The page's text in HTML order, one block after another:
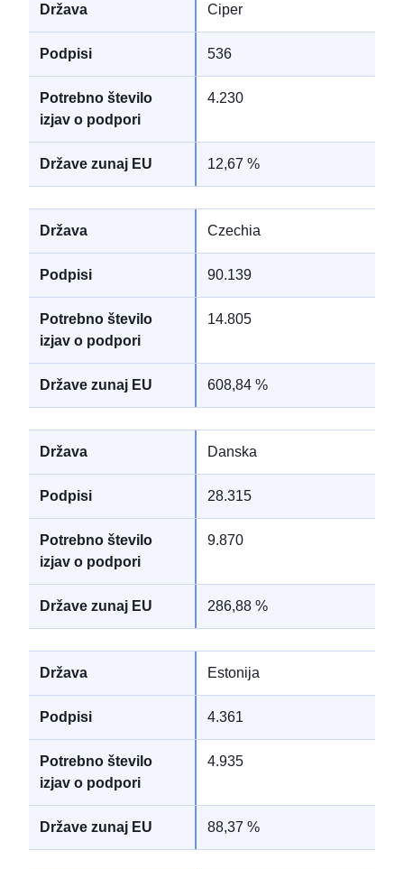
Ciper
536
4.230
12,67 %
Czechia
90.139
14.805
608,84 %
Danska
28.315
9.870
286,88 %
Estonija
4.361
4.935
88,37 %